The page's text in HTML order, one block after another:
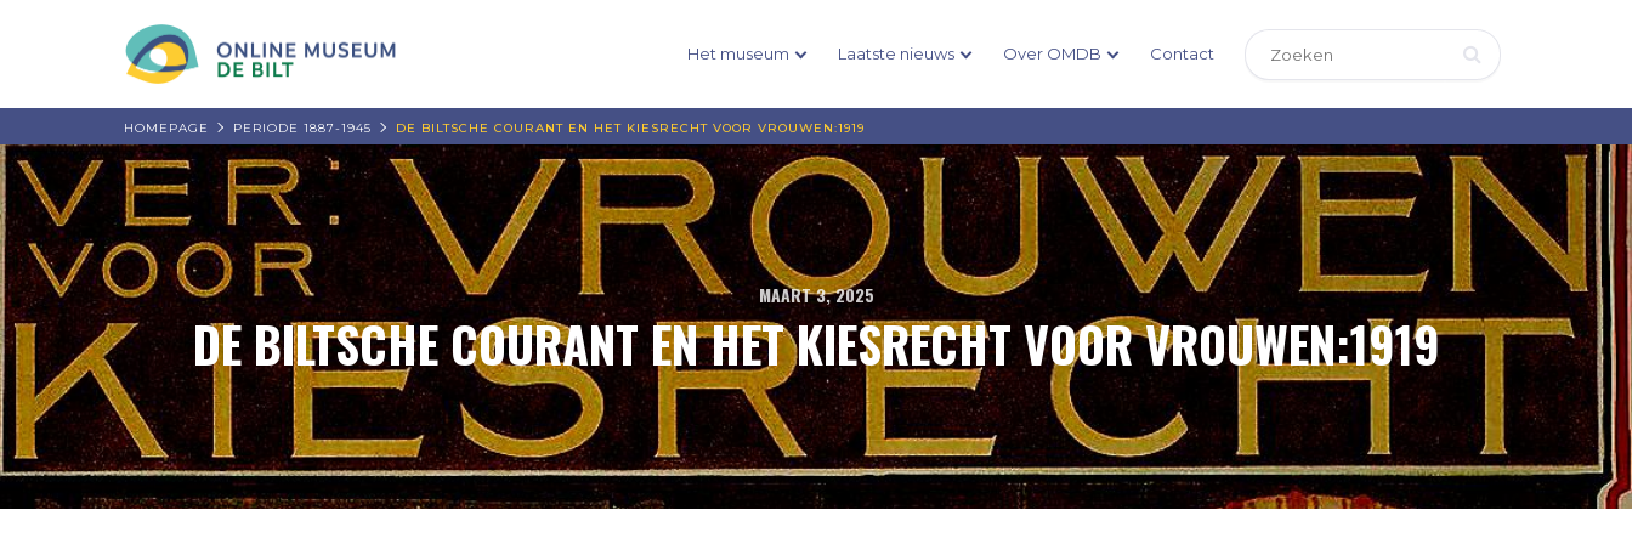
Het museum Laatste nieuws Over OMDB Contact
HOMEPAGE PERIODE 1887-1945 DE BILTSCHE COURANT EN HET KIESRECHT VOOR VROUWEN:1919
MAART 3, 2025
DE BILTSCHE COURANT EN HET KIESRECHT VOOR VROUWEN:1919